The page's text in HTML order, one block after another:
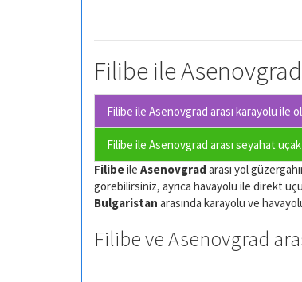
Filibe ile
Filibe ile Asenovgrad arası karayolu ile
Filibe ile Asenovgrad arası seyahat
Filibeile Asenovgrad arası yol
görebilirsiniz, ayrıca havayolu ile direkt
Bulgaristan arasında karayolu ve
Filibe ve Asenovgrad